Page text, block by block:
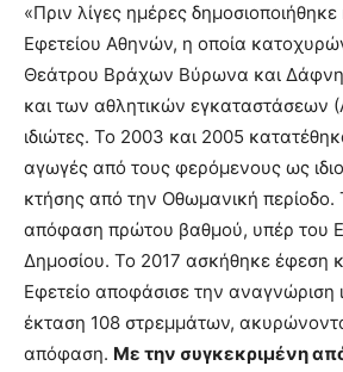
cam
show.desi
xxx
lyons
teaches
you
the
meaning
of
pain.
pornhun
hd
porn
«Πριν λίγες ημέρες
Εφετείου Αθηνών, η οποία
Θεάτρου Βράχων Βύρωνα και
και των αθλητικών εγκαταστάσεων
ιδιώτες. Το 2003 και 2005
αγωγές από τους φερόμενους ως
κτήσης από την Οθωμανική περίοδο.
απόφαση πρώτου βαθμού, υπέρ του
Δημοσίου. Το 2017 ασκήθηκε έφεση
Εφετείο αποφάσισε την αναγνώριση
έκταση 108 στρεμμάτων,
απόφαση. Με την συγκεκριμένη